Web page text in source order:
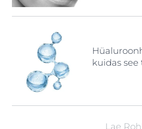
kuidas
Lae